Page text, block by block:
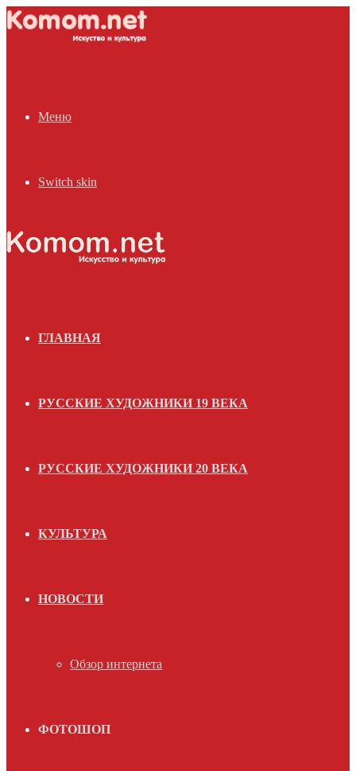
Меню
Switch skin
ГЛАВНАЯ
РУССКИЕ ХУДОЖНИКИ 19 ВЕКА
РУССКИЕ ХУДОЖНИКИ 20 ВЕКА
КУЛЬТУРА
НОВОСТИ
Обзор интернета
ФОТОШОП